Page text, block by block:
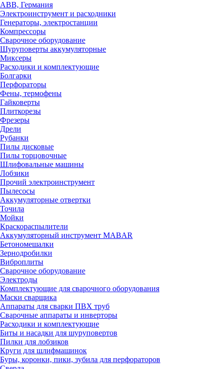
ABB, Германия
Электроинструмент и расходники
Генераторы, электростанции
Компрессоры
Сварочное оборудование
Шуруповерты аккумуляторные
Миксеры
Расходики и комплектующие
Болгарки
Перфораторы
Фены, термофены
Гайковерты
Плиткорезы
Фрезеры
Дрели
Рубанки
Пилы дисковые
Пилы торцовочные
Шлифовальные машины
Лобзики
Прочий электроинструмент
Пылесосы
Аккумуляторные отвертки
Точила
Мойки
Краскораспылители
Аккумуляторный инструмент MABAR
Бетономешалки
Зернодробилки
Виброплиты
Сварочное оборудование
Электроды
Комплектующие для сварочного оборудования
Маски сварщика
Аппараты для сварки ПВХ труб
Сварочные аппараты и инверторы
Расходики и комплектующие
Биты и насадки для шуруповертов
Пилки для лобзиков
Круги для шлифмашинок
Буры, коронки, пики, зубила для перфораторов